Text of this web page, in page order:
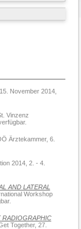
November 2014,
Vinzenz
Ärztekammer, 6.
2014, 2. - 4.
AND LATERAL
Workshop
RADIOGRAPHIC
Together, 27.